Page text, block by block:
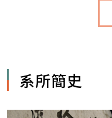
系所簡史